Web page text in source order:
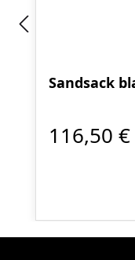
Sandsack
116,50 €